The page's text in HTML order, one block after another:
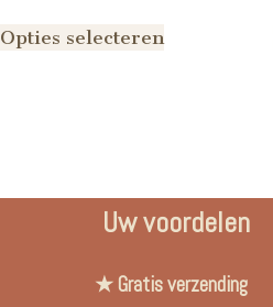
Opties selecteren
Uw voordelen
★ Gratis verzending